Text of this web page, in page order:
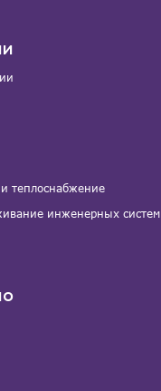
теплоснабжение
инженерных систем